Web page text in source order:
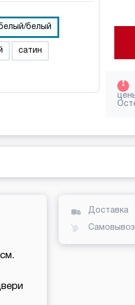
белый
сатин
!
Доставка
Самовывоз